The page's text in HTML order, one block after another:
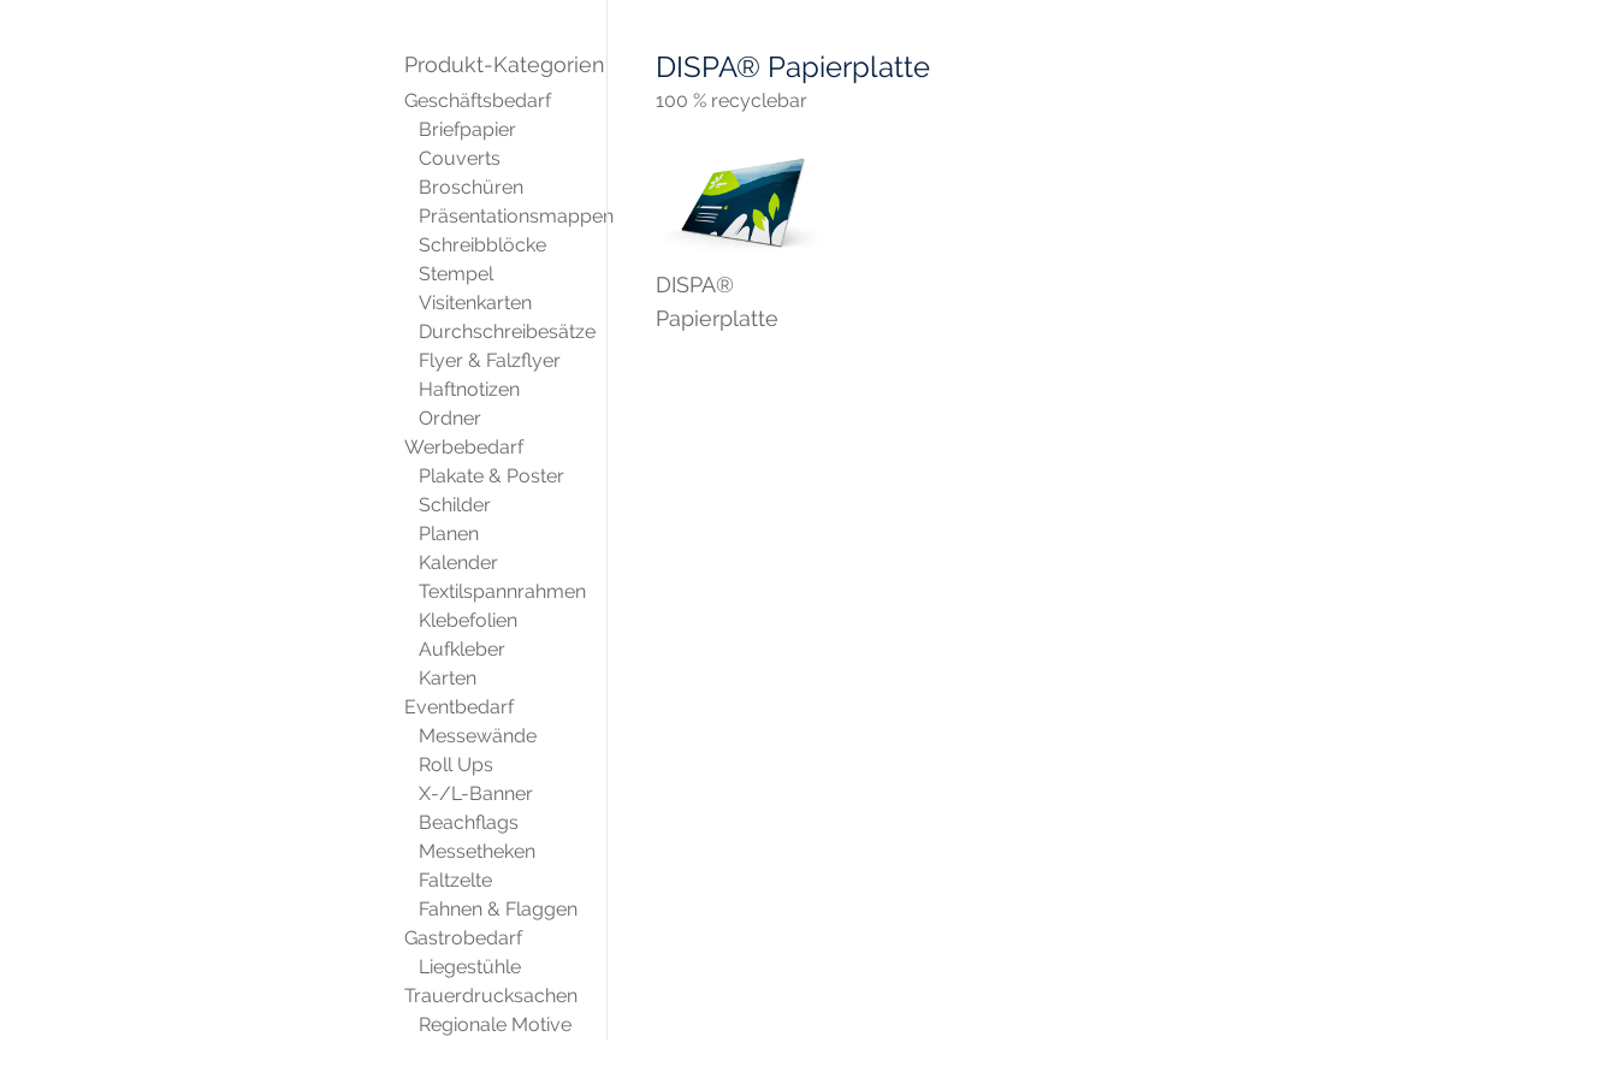
Produkt-Kategorien
Geschäftsbedarf
Briefpapier
Couverts
Broschüren
Präsentationsmappen
Schreibblöcke
Stempel
Visitenkarten
Durchschreibesätze
Flyer & Falzflyer
Haftnotizen
Ordner
Werbebedarf
Plakate & Poster
Schilder
Planen
Kalender
Textilspannrahmen
Klebefolien
Aufkleber
Karten
Eventbedarf
Messewände
Roll Ups
X-/L-Banner
Beachflags
Messetheken
Faltzelte
Fahnen & Flaggen
Gastrobedarf
Liegestühle
Trauerdrucksachen
Regionale Motive
DISPA® Papierplatte
100 % recyclebar
DISPA®
Papierplatte